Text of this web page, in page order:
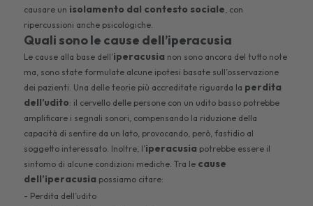
causare un isolamento dal contesto sociale, con
ripercussioni anche psicologiche.
Quali sono le cause dell’iperacusia
Le cause alla base dell’iperacusia non sono ancora del tutto note
ma, sono state formulate alcune ipotesi basate sull’osservazione
dei pazienti. Una delle teorie più accreditate riguarda la perdita
dell’udito: il cervello delle persone con un udito basso potrebbe
amplificare i segnali sonori, compensando la riduzione della
capacità di sentire da un lato, provocando, però, fastidio al
soggetto interessato. Inoltre, l’iperacusia potrebbe essere il
sintomo di alcune condizioni mediche. Tra le cause
dell’iperacusia possiamo citare:
- Perdita dell’udito